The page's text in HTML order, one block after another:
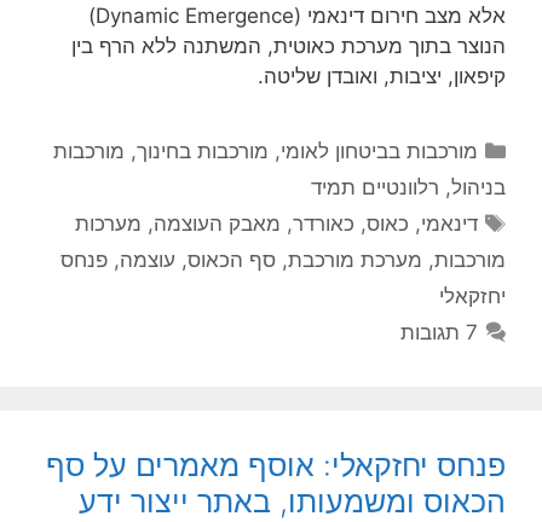
אלא מצב חירום דינאמי (Dynamic Emergence)
הנוצר בתוך מערכת כאוטית, המשתנה ללא הרף בין
קיפאון, יציבות, ואובדן שליטה.
קטגוריות
מורכבות בביטחון לאומי, מורכבות בחינוך, מורכבות
בניהול, רלוונטיים תמיד
תגיות
דינאמי, כאוס, כאורדר, מאבק העוצמה, מערכות
מורכבות, מערכת מורכבת, סף הכאוס, עוצמה, פנחס
יחזקאלי
7 תגובות
פנחס יחזקאלי: אוסף מאמרים על סף
הכאוס ומשמעותו, באתר ייצור ידע